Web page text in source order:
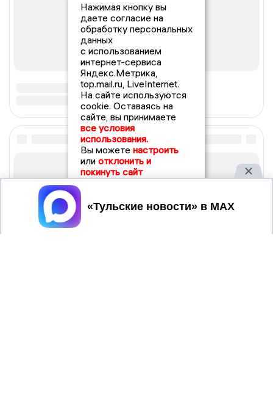
Нажимая кнопку вы
даете согласие на
обработку персональных
данных
с использованием
интернет-сервиса
Яндекс.Метрика,
top.mail.ru, LiveInternet.
На сайте используются
cookie. Оставаясь на
сайте, вы принимаете
все условия
использования.
Вы можете настроить
или отклонить и
покинуть сайт
Принять